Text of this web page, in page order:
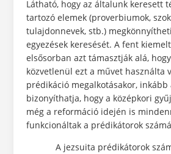
Látható, hogy az általunk keresett
tartozó elemek (proverbiumok,
tulajdonnevek, stb.)
egyezések keresését. A fent
elsősorban azt támasztják alá,
közvetlenül ezt a művet használta
prédikáció megalkotásakor,
bizonyíthatja, hogy a középkori
még a reformáció idején is
funkcionáltak a prédikátorok
A jezsuita prédikátorok